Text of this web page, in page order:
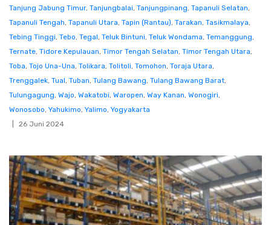
Tanjung Jabung Timur, Tanjungbalai, Tanjungpinang, Tapanuli Selatan,
Tapanuli Tengah, Tapanuli Utara, Tapin (Rantau), Tarakan, Tasikmalaya,
Tebing Tinggi, Tebo, Tegal, Teluk Bintuni, Teluk Wondama, Temanggung,
Ternate, Tidore Kepulauan, Timor Tengah Selatan, Timor Tengah Utara,
Toba, Tojo Una-Una, Tolikara, Tolitoli, Tomohon, Toraja Utara,
Trenggalek, Tual, Tuban, Tulang Bawang, Tulang Bawang Barat,
Tulungagung, Wajo, Wakatobi, Waropen, Way Kanan, Wonogiri,
Wonosobo, Yahukimo, Yalimo, Yogyakarta
26 Juni 2024